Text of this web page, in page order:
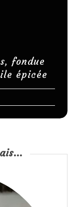
fondue
épicée